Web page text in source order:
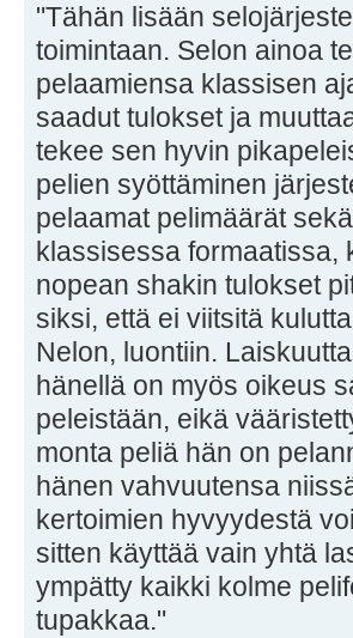
"Tähän lisään
toimintaan. Selon ainoa
pelaamiensa klassisen
saadut tulokset ja
tekee sen hyvin
pelien syöttäminen
pelaamat pelimäärät
klassisessa formaatissa,
nopean shakin tulokset
siksi, että ei viitsitä
Nelon, luontiin.
hänellä on myös oikeus
peleistään, eikä
monta peliä hän on
hänen vahvuutensa
kertoimien hyvyydestä
sitten käyttää vain yhtä
ympätty kaikki kolme
tupakkaa."